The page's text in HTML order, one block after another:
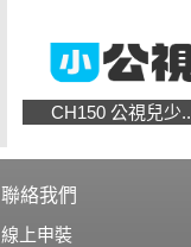
CH150 公視兒少
聯絡我們
線上申裝